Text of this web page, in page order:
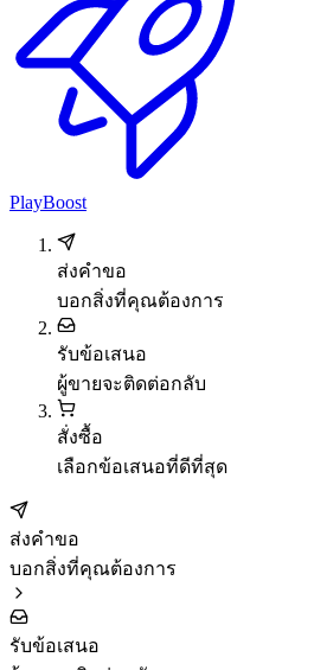
PlayBoost
ส่งคำขอ
บอกสิ่งที่คุณต้องการ
รับข้อเสนอ
ผู้ขายจะติดต่อกลับ
สั่งซื้อ
เลือกข้อเสนอที่ดีที่สุด
ส่งคำขอ
บอกสิ่งที่คุณต้องการ
รับข้อเสนอ